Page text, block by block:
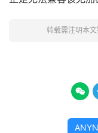
转载需注明本文
